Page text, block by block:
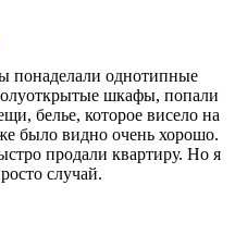
понаделали однотипные
шкафы, попали
белье, которое висело на
было видно очень хорошо.
продали квартиру. Но я
случай.